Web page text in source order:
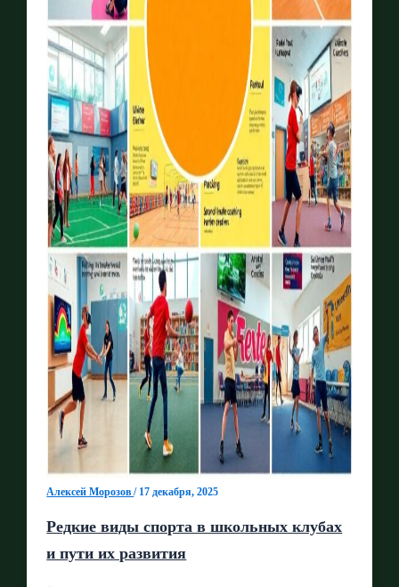
Алексей Морозов/ 17 декабря, 2025
Редкие виды спорта в школьных клубах
и пути их развития